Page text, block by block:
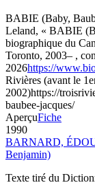
BABIE (Baby,
Leland, « BABIE
biographique du
Toronto, 2003– ,
2026https://
Rivières (avant le
2002)https://
baubee-jacques/
AperçuFiche
1990
BARNARD,
Benjamin)
Texte tiré du